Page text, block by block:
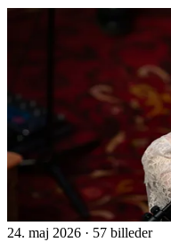
24. maj 2026 · 57 billeder